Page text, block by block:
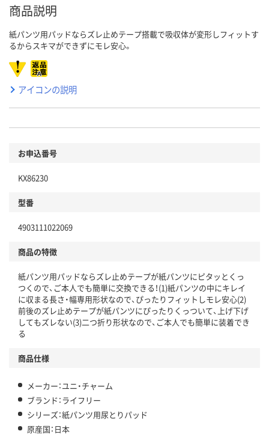
商品説明
紙パンツ用パッドならズレ止めテープ搭載で吸収体が変形しフィットす
るからスキマができずにモレ安心。
アイコンの説明
お申込番号
KX86230
型番
4903111022069
商品の特徴
紙パンツ用パッドならズレ止めテープが紙パンツにピタッとくっ
つくので、ご本人でも簡単に交換できる！(1)紙パンツの中にキレイ
に収まる長さ・幅専用形状なので、ぴったりフィットしモレ安心(2)
前後のズレ止めテープが紙パンツにぴったりくっついて、上げ下げ
してもズレない(3)二つ折り形状なので、ご本人でも簡単に装着でき
る
商品仕様
メーカー：ユニ・チャーム
ブランド：ライフリー
シリーズ：紙パンツ用尿とりパッド
原産国：日本